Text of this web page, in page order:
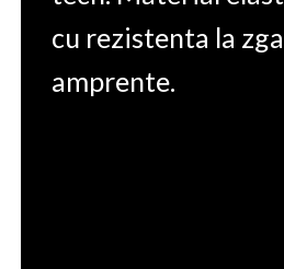
cu rezistenta la
amprente.